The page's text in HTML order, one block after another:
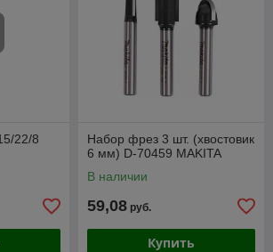
22/8
Набор фрез 3 шт. (хвостовик
6 мм) D-70459 MAKITA
В наличии
59,08 руб.
Купить